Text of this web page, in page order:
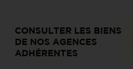
CONSULTER LES BIENS
DE NOS AGENCES
ADHÉRENTES